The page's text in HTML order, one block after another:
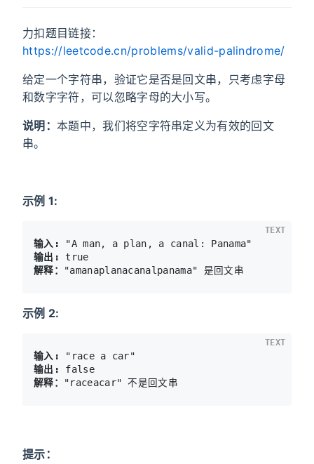
力扣题目链接：
https://leetcode.cn/problems/valid-palindrome/
给定一个字符串，验证它是否是回文串，只考虑字母
和数字字符，可以忽略字母的大小写。
说明： 本题中，我们将空字符串定义为有效的回文
串。
示例 1:
输入:
输出:
解释：
TEXT
示例 2:
输入:
输出:
false
解释：
TEXT
提示：